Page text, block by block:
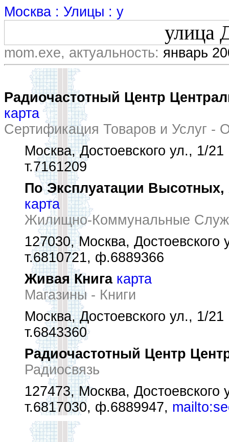
Москва : Улицы : у
улица
mom.exe, актуальность: январь
Радиочастотный Центр
карта
Сертификация Товаров и Услуг -
Москва, Достоевского ул., 1/21
т.7161209
По Эксплуатации
карта
Жилищно-Коммунальные
127030, Москва, Достоевского
т.6810721, ф.6889366
Живая Книга карта
Магазины - Книги
Москва, Достоевского ул., 1/21
т.6843360
Радиочастотный Центр
Радиосвязь
127473, Москва, Достоевского
т.6817030, ф.6889947,